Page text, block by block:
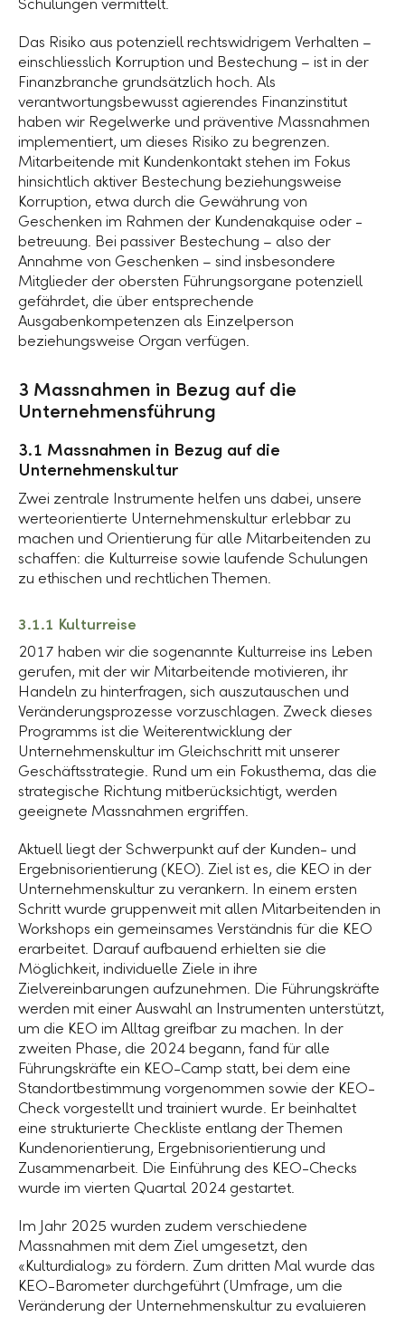
Schulungen vermittelt.
Das Risiko aus potenziell rechtswidrigem Verhalten –
einschliesslich Korruption und Bestechung – ist in der
Finanzbranche grundsätzlich hoch. Als
verantwortungsbewusst agierendes Finanzinstitut
haben wir Regelwerke und präventive Massnahmen
implementiert, um dieses Risiko zu begrenzen.
Mitarbeitende mit Kundenkontakt stehen im Fokus
hinsichtlich aktiver Bestechung beziehungsweise
Korruption, etwa durch die Gewährung von
Geschenken im Rahmen der Kundenakquise oder -
betreuung. Bei passiver Bestechung – also der
Annahme von Geschenken – sind insbesondere
Mitglieder der obersten Führungsorgane potenziell
gefährdet, die über entsprechende
Ausgabenkompetenzen als Einzelperson
beziehungsweise Organ verfügen.
3 Massnahmen in Bezug auf die
Unternehmensführung
3.1 Massnahmen in Bezug auf die
Unternehmenskultur
Zwei zentrale Instrumente helfen uns dabei, unsere
werteorientierte Unternehmenskultur erlebbar zu
machen und Orientierung für alle Mitarbeitenden zu
schaffen: die Kulturreise sowie laufende Schulungen
zu ethischen und rechtlichen Themen.
3.1.1 Kulturreise
2017 haben wir die sogenannte Kulturreise ins Leben
gerufen, mit der wir Mitarbeitende motivieren, ihr
Handeln zu hinterfragen, sich auszutauschen und
Veränderungsprozesse vorzuschlagen. Zweck dieses
Programms ist die Weiterentwicklung der
Unternehmenskultur im Gleichschritt mit unserer
Geschäftsstrategie. Rund um ein Fokusthema, das die
strategische Richtung mitberücksichtigt, werden
geeignete Massnahmen ergriffen.
Aktuell liegt der Schwerpunkt auf der Kunden- und
Ergebnisorientierung (KEO). Ziel ist es, die KEO in der
Unternehmenskultur zu verankern. In einem ersten
Schritt wurde gruppenweit mit allen Mitarbeitenden in
Workshops ein gemeinsames Verständnis für die KEO
erarbeitet. Darauf aufbauend erhielten sie die
Möglichkeit, individuelle Ziele in ihre
Zielvereinbarungen aufzunehmen. Die Führungskräfte
werden mit einer Auswahl an Instrumenten unterstützt,
um die KEO im Alltag greifbar zu machen. In der
zweiten Phase, die 2024 begann, fand für alle
Führungskräfte ein KEO-Camp statt, bei dem eine
Standortbestimmung vorgenommen sowie der KEO-
Check vorgestellt und trainiert wurde. Er beinhaltet
eine strukturierte Checkliste entlang der Themen
Kundenorientierung, Ergebnisorientierung und
Zusammenarbeit. Die Einführung des KEO-Checks
wurde im vierten Quartal 2024 gestartet.
Im Jahr 2025 wurden zudem verschiedene
Massnahmen mit dem Ziel umgesetzt, den
«Kulturdialog» zu fördern. Zum dritten Mal wurde das
KEO-Barometer durchgeführt (Umfrage, um die
Veränderung der Unternehmenskultur zu evaluieren